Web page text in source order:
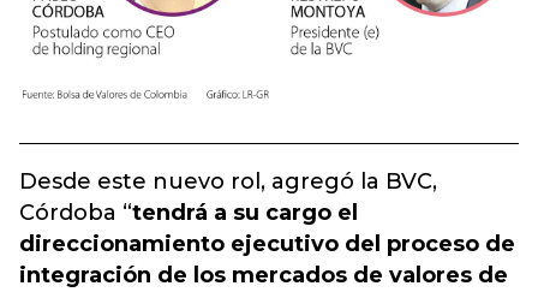
Desde este nuevo rol, agregó la BVC,
Córdoba “tendrá a su cargo el
direccionamiento ejecutivo del proceso de
integración de los mercados de valores de